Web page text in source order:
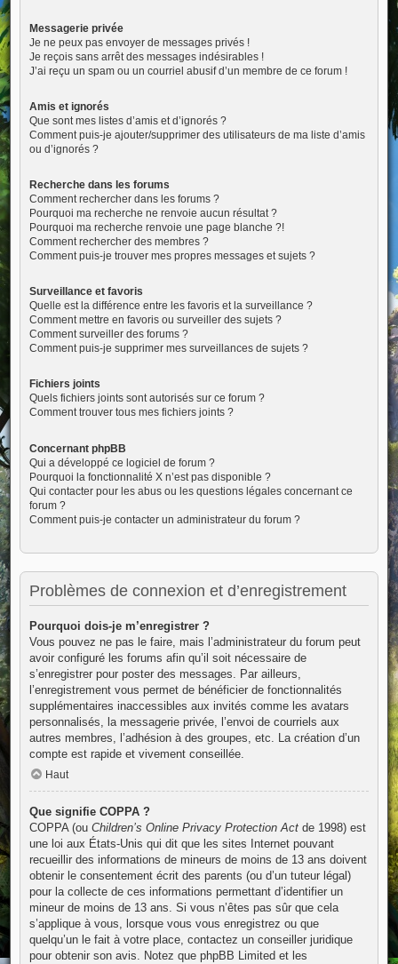
Messagerie privée
Je ne peux pas envoyer de messages privés !
Je reçois sans arrêt des messages indésirables !
J’ai reçu un spam ou un courriel abusif d’un membre de ce forum !
Amis et ignorés
Que sont mes listes d’amis et d’ignorés ?
Comment puis-je ajouter/supprimer des utilisateurs de ma liste d’amis
ou d’ignorés ?
Recherche dans les forums
Comment rechercher dans les forums ?
Pourquoi ma recherche ne renvoie aucun résultat ?
Pourquoi ma recherche renvoie une page blanche ?!
Comment rechercher des membres ?
Comment puis-je trouver mes propres messages et sujets ?
Surveillance et favoris
Quelle est la différence entre les favoris et la surveillance ?
Comment mettre en favoris ou surveiller des sujets ?
Comment surveiller des forums ?
Comment puis-je supprimer mes surveillances de sujets ?
Fichiers joints
Quels fichiers joints sont autorisés sur ce forum ?
Comment trouver tous mes fichiers joints ?
Concernant phpBB
Qui a développé ce logiciel de forum ?
Pourquoi la fonctionnalité X n’est pas disponible ?
Qui contacter pour les abus ou les questions légales concernant ce
forum ?
Comment puis-je contacter un administrateur du forum ?
Problèmes de connexion et d’enregistrement
Pourquoi dois-je m’enregistrer ?
Vous pouvez ne pas le faire, mais l’administrateur du forum peut
avoir configuré les forums afin qu’il soit nécessaire de
s’enregistrer pour poster des messages. Par ailleurs,
l’enregistrement vous permet de bénéficier de fonctionnalités
supplémentaires inaccessibles aux invités comme les avatars
personnalisés, la messagerie privée, l’envoi de courriels aux
autres membres, l’adhésion à des groupes, etc. La création d’un
compte est rapide et vivement conseillée.
Haut
Que signifie COPPA ?
COPPA (ou Children’s Online Privacy Protection Actde 1998) est
une loi aux États-Unis qui dit que les sites Internet pouvant
recueillir des informations de mineurs de moins de 13 ans doivent
obtenir le consentement écrit des parents (ou d’un tuteur légal)
pour la collecte de ces informations permettant d’identifier un
mineur de moins de 13 ans. Si vous n’êtes pas sûr que cela
s’applique à vous, lorsque vous vous enregistrez ou que
quelqu’un le fait à votre place, contactez un conseiller juridique
pour obtenir son avis. Notez que phpBB Limited et les